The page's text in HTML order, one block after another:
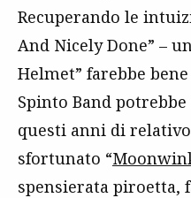
Recuperando le
And Nicely Done” –
Helmet” farebbe
Spinto Band
questi anni di
sfortunato “
spensierata piroetta,